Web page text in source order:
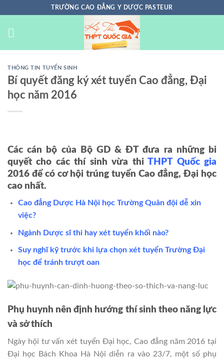
nội
TRƯỜNG CAO ĐẲNG Y DƯỢC PASTEUR
THÔNG TIN TUYỂN SINH
Bí quyết đăng ký xét tuyển Cao đẳng, Đại
học năm 2016
Các cán bộ của Bộ GD & ĐT đưa ra những bi
quyết cho các thí sinh vừa thiTHPT Quốc gia
2016 để có cơ hội trúng tuyển Cao đẳng, Đại học
cao nhất.
Cao đẳng Dược Hà Nội học Trường Quân đội dễ xin
việc?
Ngành Dược sĩ thi hay xét tuyển khối nào?
Suy nghĩ kỹ trước khi lựa chọn xét tuyển Trường Đại
học để tránh trượt oan
Phụ huynh nên định hướng thí sinh theo năng lực
và sở thích
Ngày hội tư vấn xét tuyển Đại học, Cao đẳng năm 2016 tại
Đại học Bách Khoa Hà Nội diễn ra vào 23/7, một số phụ